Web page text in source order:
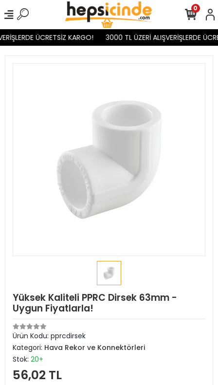
ÜCRETSİZ KARGO! 3000 TL ÜZERİ ALIŞVERİŞLERDE
0
Yüksek Kaliteli PPRC Dirsek 63mm -
Uygun Fiyatlarla!
Ürün Kodu: pprcdirsek
Kategori: Hava Rekor ve Konnektörleri
Stok: 20+
56,02 TL